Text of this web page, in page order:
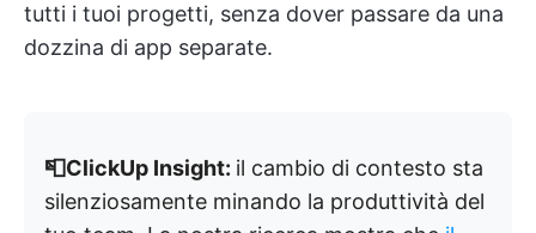
tutti i tuoi progetti, senza dover passare da una
dozzina di app separate.
📮ClickUp Insight: il cambio di contesto sta
silenziosamente minando la produttività del